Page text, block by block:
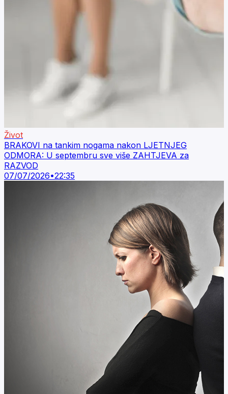
Život
BRAKOVI na tankim nogama nakon LJETNJEG
ODMORA: U septembru sve više ZAHTJEVA za
RAZVOD
07/07/2026•22:35